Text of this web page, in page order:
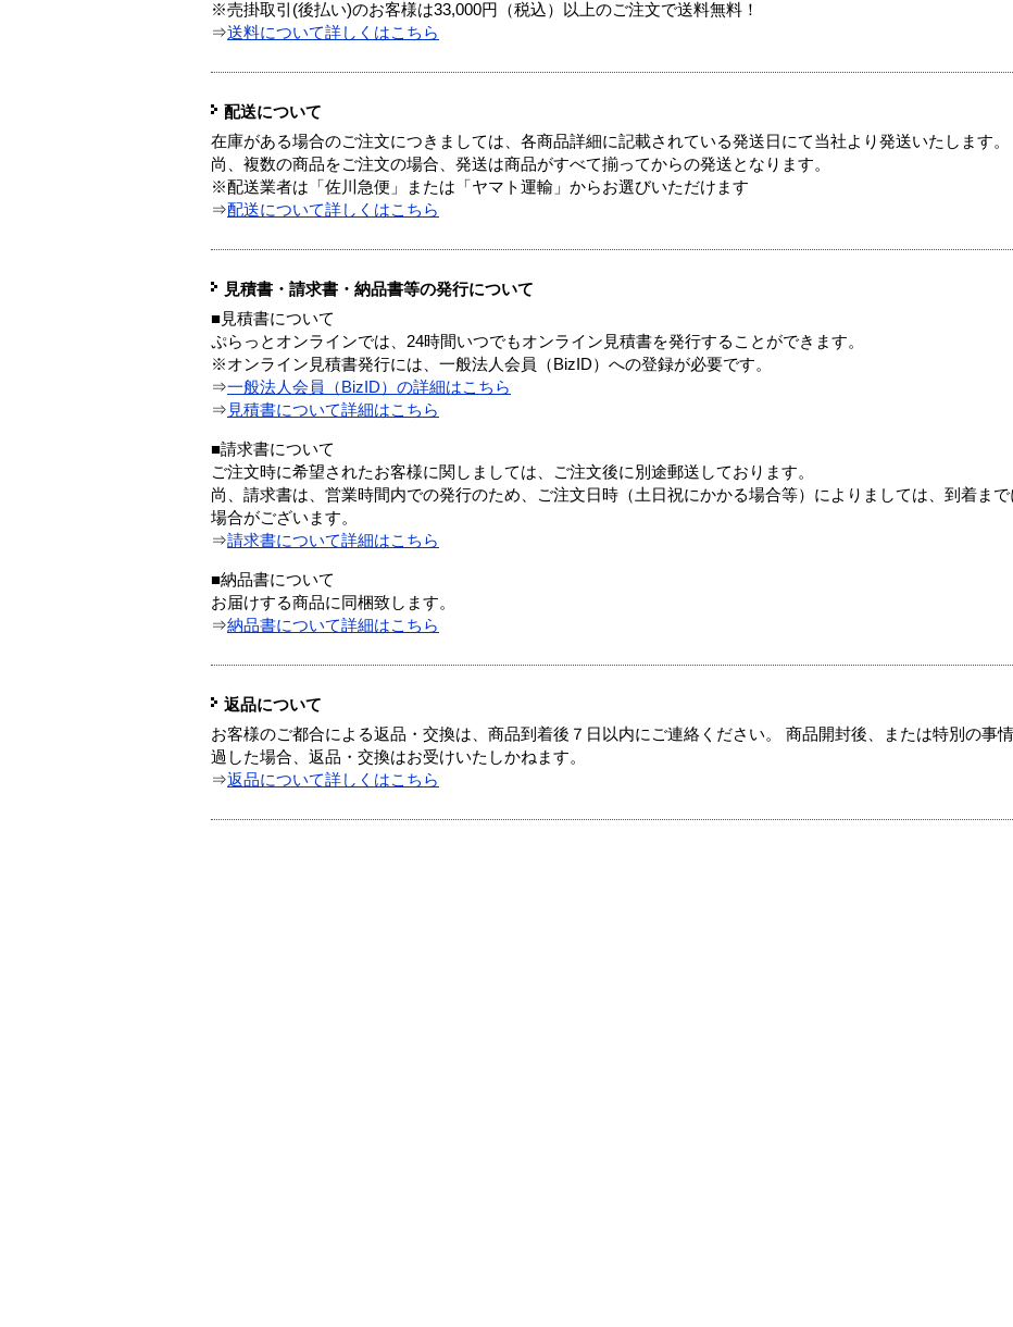
※売掛取引(後払い)のお客様は33,000円（税込）以上のご注文で送料無料！
⇒送料について詳しくはこちら
配送について
在庫がある場合のご注文につきましては、各商品詳細に記載されている発送日にて当社より発送いたします。
尚、複数の商品をご注文の場合、発送は商品がすべて揃ってからの発送となります。
※配送業者は「佐川急便」または「ヤマト運輸」からお選びいただけます
⇒配送について詳しくはこちら
見積書・請求書・納品書等の発行について
■見積書について
ぷらっとオンラインでは、24時間いつでもオンライン見積書を発行することができます。
※オンライン見積書発行には、一般法人会員（BizID）への登録が必要です。
⇒一般法人会員（BizID）の詳細はこちら
⇒ 見積書について詳細はこちら
■請求書について
ご注文時に希望されたお客様に関しましては、ご注文後に別途郵送しております。
尚、請求書は、営業時間内での発行のため、ご注文日時（土日祝にかかる場合等）によりましては、到着ま
場合がございます。
⇒請求書について詳細はこちら
■納品書について
お届けする商品に同梱致します。
⇒納品書について詳細はこちら
返品について
お客様のご都合による返品・交換は、商品到着後７日以内にご連絡ください。 商品開封後、または特別の事
過した場合、返品・交換はお受けいたしかねます。
⇒返品について詳しくはこちら